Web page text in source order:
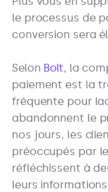
le processus de
conversion sera
Selon Bolt, la
paiement est la
fréquente pour
abandonnent le
nos jours, les
préoccupés par
réfléchissent à
leurs